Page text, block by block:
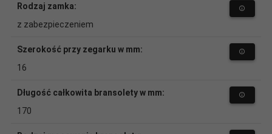
Rodzaj zamka:
z zabezpieczeniem
Szerokość przy zegarku w mm:
16
Długość całkowita bransolety w mm:
170